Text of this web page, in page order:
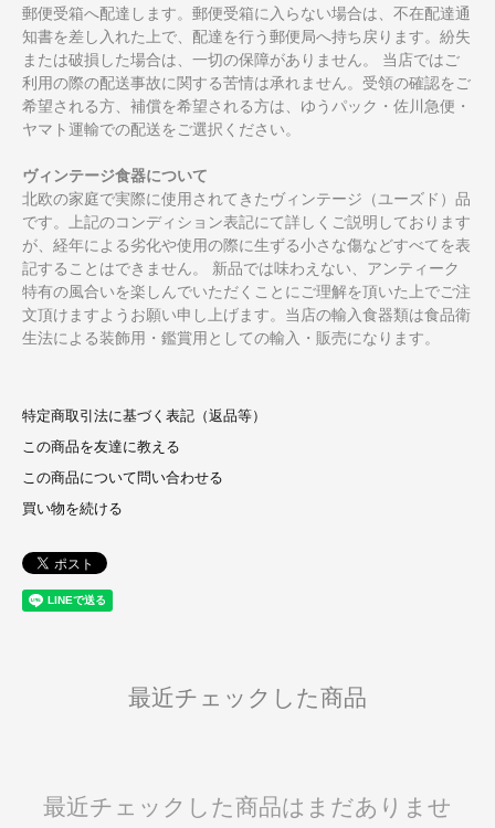
郵便受箱へ配達します。郵便受箱に入らない場合は、不在配達通
知書を差し入れた上で、配達を行う郵便局へ持ち戻ります。紛失
または破損した場合は、一切の保障がありません。 当店ではご
利用の際の配送事故に関する苦情は承れません。受領の確認をご
希望される方、補償を希望される方は、ゆうパック・佐川急便・
ヤマト運輸での配送をご選択ください。
ヴィンテージ食器について
北欧の家庭で実際に使用されてきたヴィンテージ（ユーズド）品
です。上記のコンディション表記にて詳しくご説明しております
が、経年による劣化や使用の際に生ずる小さな傷などすべてを表
記することはできません。 新品では味わえない、アンティーク
特有の風合いを楽しんでいただくことにご理解を頂いた上でご注
文頂けますようお願い申し上げます。当店の輸入食器類は食品衛
生法による装飾用・鑑賞用としての輸入・販売になります。
特定商取引法に基づく表記（返品等）
この商品を友達に教える
この商品について問い合わせる
買い物を続ける
最近チェックした商品
最近チェックした商品はまだありませ